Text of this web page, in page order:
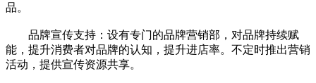
品。
品牌宣传支持：设有专门的品牌营销部，对品牌持续赋
能，提升消费者对品牌的认知，提升进店率。不定时推出营销
活动，提供宣传资源共享。